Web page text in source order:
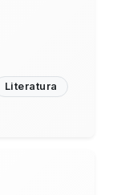
Literatura